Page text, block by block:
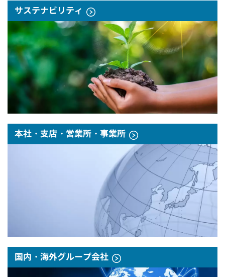
サステナビリティ
本社・支店・営業所・事業所
国内・海外グループ会社